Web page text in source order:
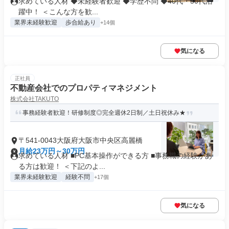
躍中！ ＜こんな方を歓...
業界未経験歓迎 歩合給あり +14個
気になる
正社員
不動産会社でのプロパティマネジメント
株式会社TAKUTO
事務経験者歓迎！研修制度◎完全週休2日制／土日祝休み★
〒541-0043大阪府大阪市中央区高麗橋
月給23万円～30万円
求めている人材 ■PC基本操作ができる方 ■事務職の経験があ
る方は歓迎！ ＜下記のよ...
業界未経験歓迎 経験不問 +17個
気になる